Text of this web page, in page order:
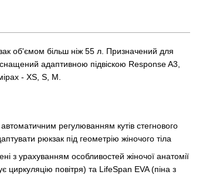
об'ємом більш ніж 55 л. Призначений для
адаптивною підвіскою Response A3,
- XS, S, M.
регулюванням кутів стегнового
рюкзак під геометрію жіночого тіла
з урахуванням особливостей жіночої анатомії
циркуляцію повітря) та LifeSpan EVA (піна з